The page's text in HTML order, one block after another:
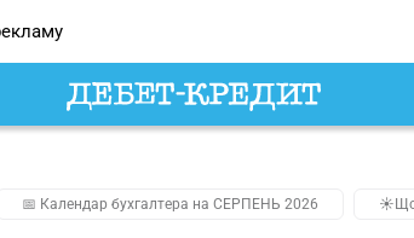
📅 Календар бухгалтера на СЕРПЕНЬ 2026 ☀️Що